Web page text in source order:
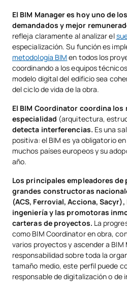
El BIM Manager es hoy uno de
demandados y mejor
refleja claramente al analizar el
especialización. Su función es
metodología BIM en todos los
coordinando a los equipos
modelo digital del edificio sea
del ciclo de vida de la obra.
El BIM Coordinator coordina los
especialidad (arquitectura,
detecta interferencias. Es una
positiva: el BIM es ya obligatorio
muchos países europeos y su
año.
Los principales empleadores de
grandes constructoras
(ACS, Ferrovial, Acciona,
ingeniería y las promotoras
carteras de proyectos. La
como BIM Coordinator en obra,
varios proyectos y ascender a BIM
responsabilidad sobre toda la
tamaño medio, este perfil puede
responsable de digitalización o de